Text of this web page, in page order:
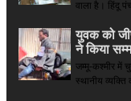
वाला है। हिंदू
युवक को
ने किया
जम्मू-कश्मीर में
स्थानीय व्यक्ति